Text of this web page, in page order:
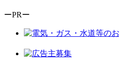
ーPRー